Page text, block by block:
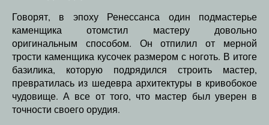
Говорят, в эпоху Ренессанса один подмастерье
каменщика отомстил мастеру довольно
оригинальным способом. Он отпилил от мерной
трости каменщика кусочек размером с ноготь. В итоге
базилика, которую подрядился строить мастер,
превратилась из шедевра архитектуры в кривобокое
чудовище. А все от того, что мастер был уверен в
точности своего орудия.